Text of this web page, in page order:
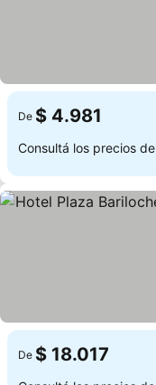
De $ 4.981
Consultá los precios de
De $ 18.017